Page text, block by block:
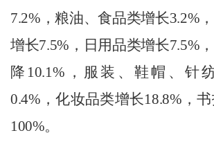
7.2% ，粮油、食品类增长3.2%
增长7.5% ，日用品类增长7.5%
降 10.1% ，服装、鞋帽、针
0.4% ，化妆品类增长18.8% ，
100%。